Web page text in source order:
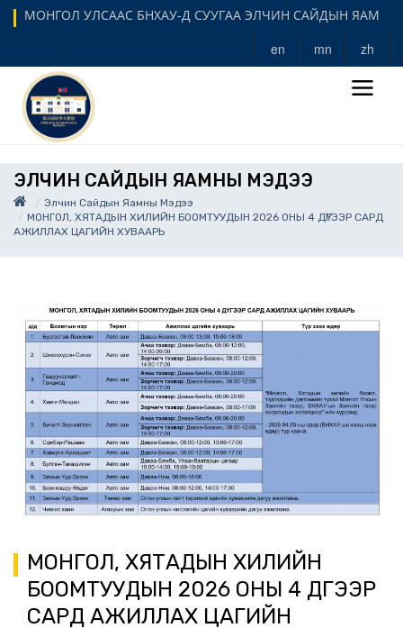
МОНГОЛ УЛСААС БНХАУ-Д СУУГАА ЭЛЧИН САЙДЫН ЯАМ
en mn zh
ЭЛЧИН САЙДЫН ЯАМНЫ МЭДЭЭ
Элчин Сайдын Яамны Мэдээ
МОНГОЛ, ХЯТАДЫН ХИЛИЙН БООМТУУДЫН 2026 ОНЫ 4 ДҮГЭЭР САРД
АЖИЛЛАХ ЦАГИЙН ХУВААРЬ
МОНГОЛ, ХЯТАДЫН ХИЛИЙН
БООМТУУДЫН 2026 ОНЫ 4 ДҮГЭЭР
САРД АЖИЛЛАХ ЦАГИЙН